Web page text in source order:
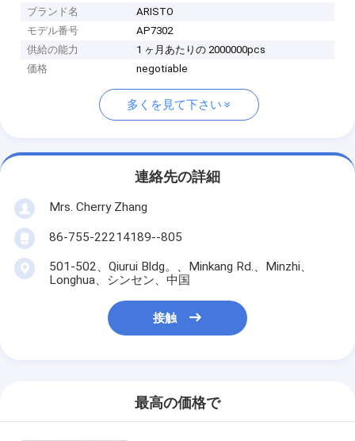
ブランド名
ARISTO
モデル番号
AP7302
供給の能力
1 ヶ月あたりの 2000000pcs
価格
negotiable
多くを見て下さい
連絡先の詳細
Mrs. Cherry Zhang
86-755-22214189--805
501-502、Qiurui Bldg。、Minkang Rd.、Minzhi、
Longhua、シンセン、中国
接触
最高の価格で